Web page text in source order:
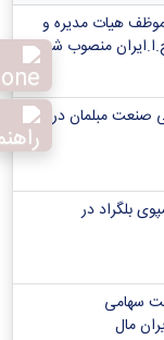
هیات مدیره و
منصوب شد*
صنعت مبلمان در
بلگراد در
سهامی
مال